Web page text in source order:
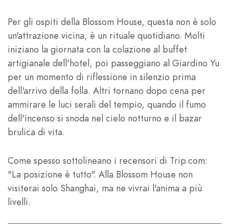
Per gli ospiti della Blossom House, questa non è solo
un'attrazione vicina, è un rituale quotidiano. Molti
iniziano la giornata con la colazione al buffet
artigianale dell'hotel, poi passeggiano al Giardino Yu
per un momento di riflessione in silenzio prima
dell'arrivo della folla. Altri tornano dopo cena per
ammirare le luci serali del tempio, quando il fumo
dell'incenso si snoda nel cielo notturno e il bazar
brulica di vita.
Come spesso sottolineano i recensori di Trip.com:
"La posizione è tutto". Alla Blossom House non
visiterai solo Shanghai, ma ne vivrai l'anima a più
livelli.